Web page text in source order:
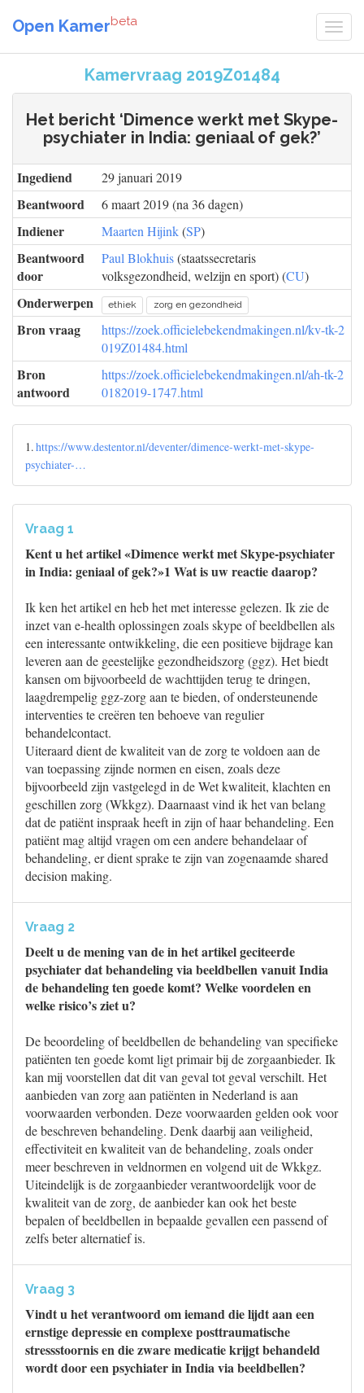
Open Kamerbeta
Kamervraag 2019Z01484
Het bericht ‘Dimence werkt met Skype-
psychiater in India: geniaal of gek?’
Ingediend 29 januari 2019
Beantwoord 6 maart 2019 (na 36 dagen)
Indiener Maarten Hijink(SP)
Beantwoord
door
Paul Blokhuis(staatssecretaris
volksgezondheid, welzijn en sport) (CU)
Onderwerpen ethiek zorg en gezondheid
Bron vraag
https://zoek.officielebekendmakingen.nl/kv-tk-2
019Z01484.html
Bron
antwoord
https://zoek.officielebekendmakingen.nl/ah-tk-2
0182019-1747.html
1.https://www.destentor.nl/deventer/dimence-werkt-met-skype-
psychiater-…
Vraag 1
Kent u het artikel «Dimence werkt met Skype-psychiater
in India: geniaal of gek?»1 Wat is uw reactie daarop?
Ik ken het artikel en heb het met interesse gelezen. Ik zie de
inzet van e-health oplossingen zoals skype of beeldbellen als
een interessante ontwikkeling, die een positieve bijdrage kan
leveren aan de geestelijke gezondheidszorg (ggz). Het biedt
kansen om bijvoorbeeld de wachttijden terug te dringen,
laagdrempelig ggz-zorg aan te bieden, of ondersteunende
interventies te creëren ten behoeve van regulier
behandelcontact.
Uiteraard dient de kwaliteit van de zorg te voldoen aan de
van toepassing zijnde normen en eisen, zoals deze
bijvoorbeeld zijn vastgelegd in de Wet kwaliteit, klachten en
geschillen zorg (Wkkgz). Daarnaast vind ik het van belang
dat de patiënt inspraak heeft in zijn of haar behandeling. Een
patiënt mag altijd vragen om een andere behandelaar of
behandeling, er dient sprake te zijn van zogenaamde shared
decision making.
Vraag 2
Deelt u de mening van de in het artikel geciteerde
psychiater dat behandeling via beeldbellen vanuit India
de behandeling ten goede komt? Welke voordelen en
welke risico’s ziet u?
De beoordeling of beeldbellen de behandeling van specifieke
patiënten ten goede komt ligt primair bij de zorgaanbieder. Ik
kan mij voorstellen dat dit van geval tot geval verschilt. Het
aanbieden van zorg aan patiënten in Nederland is aan
voorwaarden verbonden. Deze voorwaarden gelden ook voor
de beschreven behandeling. Denk daarbij aan veiligheid,
effectiviteit en kwaliteit van de behandeling, zoals onder
meer beschreven in veldnormen en volgend uit de Wkkgz.
Uiteindelijk is de zorgaanbieder verantwoordelijk voor de
kwaliteit van de zorg, de aanbieder kan ook het beste
bepalen of beeldbellen in bepaalde gevallen een passend of
zelfs beter alternatief is.
Vraag 3
Vindt u het verantwoord om iemand die lijdt aan een
ernstige depressie en complexe posttraumatische
stressstoornis en die zware medicatie krijgt behandeld
wordt door een psychiater in India via beeldbellen?